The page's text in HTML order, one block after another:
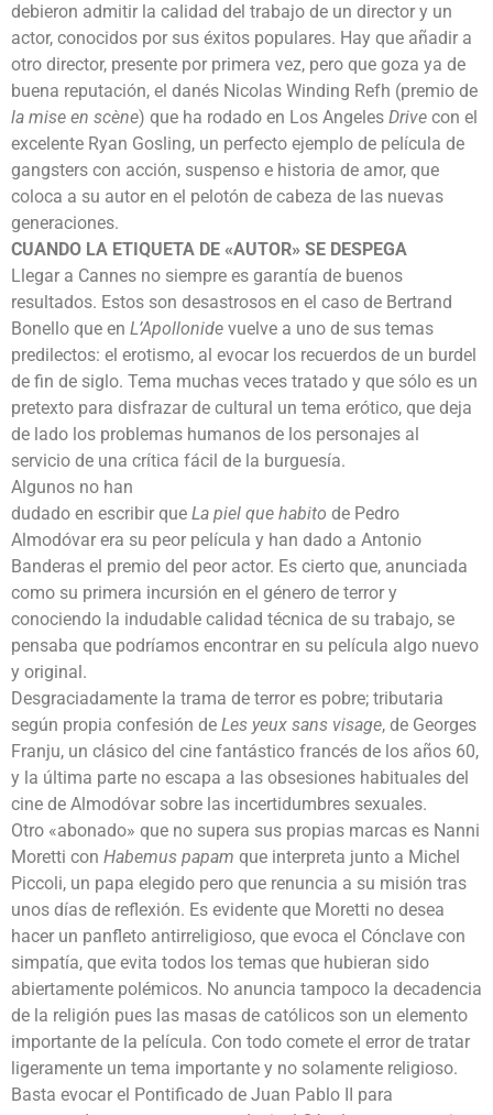
debieron admitir la calidad del trabajo de un director y un
actor, conocidos por sus éxitos populares. Hay que añadir a
otro director, presente por primera vez, pero que goza ya de
buena reputación, el danés Nicolas Winding Refh (premio de
la mise en scène) que ha rodado en Los Angeles Drive con el
excelente Ryan Gosling, un perfecto ejemplo de película de
gangsters con acción, suspenso e historia de amor, que
coloca a su autor en el pelotón de cabeza de las nuevas
generaciones.
CUANDO LA ETIQUETA DE «AUTOR» SE DESPEGA
Llegar a Cannes no siempre es garantía de buenos
resultados. Estos son desastrosos en el caso de Bertrand
Bonello que en L’Apollonide vuelve a uno de sus temas
predilectos: el erotismo, al evocar los recuerdos de un burdel
de fin de siglo. Tema muchas veces tratado y que sólo es un
pretexto para disfrazar de cultural un tema erótico, que deja
de lado los problemas humanos de los personajes al
servicio de una crítica fácil de la burguesía.
Algunos no han
dudado en escribir que La piel que habito de Pedro
Almodóvar era su peor película y han dado a Antonio
Banderas el premio del peor actor. Es cierto que, anunciada
como su primera incursión en el género de terror y
conociendo la indudable calidad técnica de su trabajo, se
pensaba que podríamos encontrar en su película algo nuevo
y original.
Desgraciadamente la trama de terror es pobre; tributaria
según propia confesión de Les yeux sans visage, de Georges
Franju, un clásico del cine fantástico francés de los años 60,
y la última parte no escapa a las obsesiones habituales del
cine de Almodóvar sobre las incertidumbres sexuales.
Otro «abonado» que no supera sus propias marcas es Nanni
Moretti con Habemus papam que interpreta junto a Michel
Piccoli, un papa elegido pero que renuncia a su misión tras
unos días de reflexión. Es evidente que Moretti no desea
hacer un panfleto antirreligioso, que evoca el Cónclave con
simpatía, que evita todos los temas que hubieran sido
abiertamente polémicos. No anuncia tampoco la decadencia
de la religión pues las masas de católicos son un elemento
importante de la película. Con todo comete el error de tratar
ligeramente un tema importante y no solamente religioso.
Basta evocar el Pontificado de Juan Pablo II para